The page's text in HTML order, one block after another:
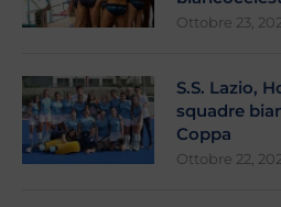
Ottobre 23,
S.S. Lazio,
squadre
Coppa
Ottobre 22,